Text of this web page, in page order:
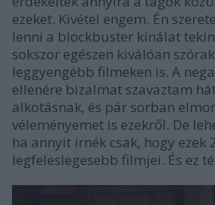
ezeket. Kivétel engem. Én
lenni a blockbuster kínálat
sokszor egészen kiválóan
leggyengébb filmeken is. A
ellenére bizalmat szavaztam
alkotásnak, és pár sorban
véleményemet is ezekről. De
ha annyit írnék csak, hogy ezek
legfeleslegesebb filmjei. És ez